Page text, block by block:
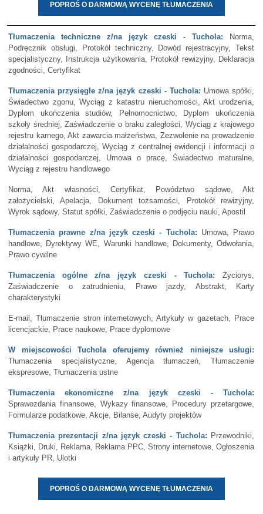
POPROŚ O DARMOWĄ WYCENĘ TŁUMACZENIA
Tłumaczenia techniczne z/na język czeski - Tuchola: Norma,
Podręcznik obsługi, Protokół techniczny, Dowód rejestracyjny, Tekst
specjalistyczny, Instrukcja użytkowania, Protokół rewizyjny, Deklaracja
zgodności, Certyfikat
Tłumaczenia przysięgłe z/na język czeski - Tuchola: Umowa spółki,
Świadectwo zgonu, Wyciąg z katastru nieruchomości, Akt urodzenia,
Dyplom ukończenia studiów, Pełnomocnictwo, Dyplom ukończenia
szkoły średniej, Zaświadczenie o braku zaległości, Wyciąg z krajowego
rejestru karnego, Akt zawarcia małżeństwa, Zezwolenie na prowadzenie
działalności gospodarczej, Wyciąg z centralnej ewidencji i informacji o
działalności gospodarczej, Umowa o pracę, Świadectwo maturalne,
Wyciąg z rejestru handlowego
Norma, Akt własności, Certyfikat, Powództwo sądowe, Akt
założycielski, Apelacja, Dokument tożsamości, Protokół rewizyjny,
Wyrok sądowy, Statut spółki, Zaświadczenie o podjęciu nauki, Apostil
Tłumaczenia prawne z/na język czeski - Tuchola: Umowa, Prawo
handlowe, Dyrektywy WE, Warunki handlowe, Dokumenty, Odwołania,
Prawo cywilne
Tłumaczenia ogólne z/na język czeski - Tuchola: Życiorys,
Zaświadczenie o zatrudnieniu, Prawo jazdy, Abstrakt, Karty
charakterystyki
E-mail, Tłumaczenie stron internetowych, Artykuły w gazetach, Prace
licencjackie, Prace naukowe, Prace dyplomowe
W miejscowości Tuchola oferujemy również niniejsze usługi:
Tłumaczenia specjalistyczne, Agencja tłumaczeń, Tłumaczenie
ekspresowe, Tłumaczenia ustne
Tłumaczenia ekonomiczne z/na język czeski - Tuchola:
Sprawozdania finansowe, Wykazy finansowe, Procedury przetargowe,
Formularze podatkowe, Akcje, Bilanse, Audyty projektów
Tłumaczenia prezentacji z/na język czeski - Tuchola: Przewodniki,
Książki, Druki, Reklama, Reklama PPC, Strony internetowe, Ogłoszenia
i artykuły PR, Ulotki
POPROŚ O DARMOWĄ WYCENĘ TŁUMACZENIA